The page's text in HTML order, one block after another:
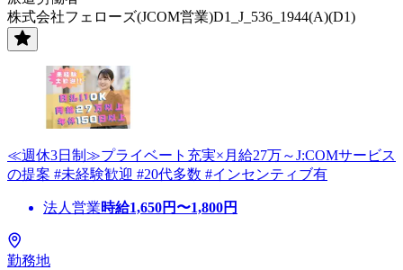
株式会社フェローズ(JCOM営業)D1_J_536_1944(A)(D1)
≪週休3日制≫プライベート充実×月給27万～J:COMサービス
の提案 #未経験歓迎 #20代多数 #インセンティブ有
法人営業時給1,650円〜1,800円
勤務地